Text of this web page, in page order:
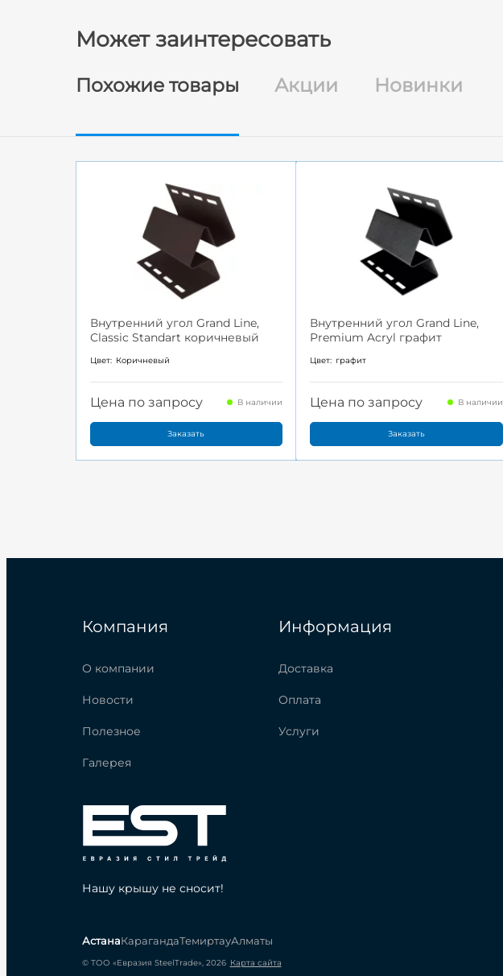
Может заинтересовать
Похожие товары Акции Новинки
Внутренний угол Grand Line,
Classic Standart коричневый
Цвет: Коричневый
Цена по запросу В наличии
Заказать
Внутренний угол Grand Line,
Premium Acryl графит
Цвет: графит
Цена по запросу В наличии
Заказать
Компания
О компании
Новости
Полезное
Галерея
Информация
Доставка
Оплата
Услуги
Нашу крышу не сносит!
АстанаКарагандаТемиртауАлматы
© ТОО «Евразия SteelTrade», 2026 Карта сайта